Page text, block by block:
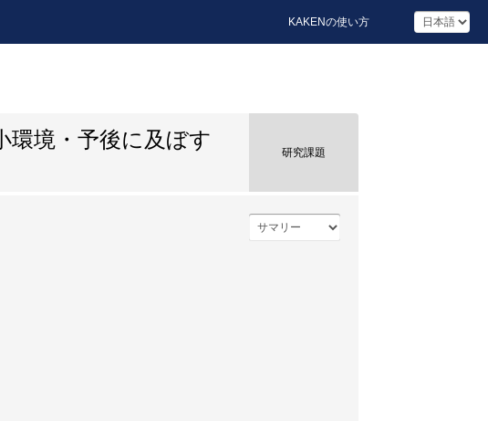
KAKENの使い方
環境・予後に及ぼす
研究課題